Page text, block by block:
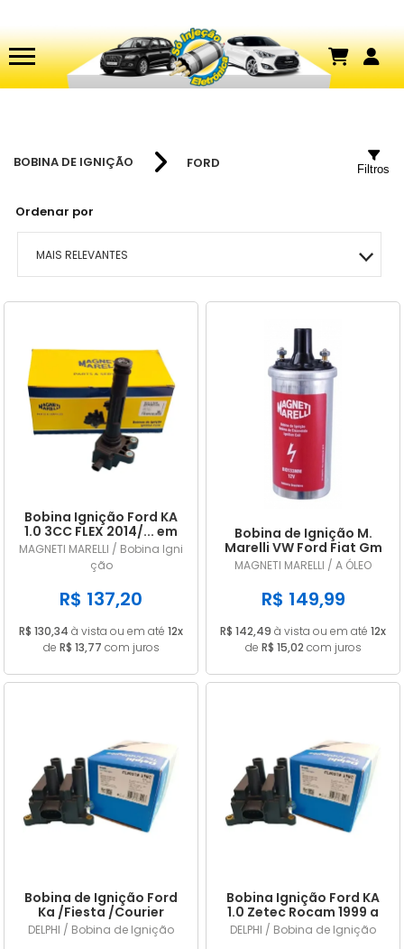
BOBINA DE IGNIÇÃO FORD
Ordenar por
MAIS RELEVANTES
MAIS VENDIDOS
MENOR PREÇO
MAIOR PREÇO
A - Z
Filtros
Bobina Ignição Ford KA
1.0 3CC FLEX 2014/... em
diante M Marelli
BI0157MM
MAGNETI MARELLI / Bobina Igni
ção
R$ 137,20
R$ 130,34 à vista ou em até 12x
de R$ 13,77 com juros
Bobina de Ignição M.
Marelli VW Ford Fiat Gm
Bi0133MM
MAGNETI MARELLI / A ÓLEO
R$ 149,99
R$ 142,49 à vista ou em até 12x
de R$ 15,02 com juros
Bobina de Ignição Ford
Ka /Fiesta /Courier
/Ecosport /Focus Delphi
DELPHI / Bobina de Ignição
Bobina Ignição Ford KA
1.0 Zetec Rocam 1999 a
2007 988F12029AC
DELPHI / Bobina de Ignição